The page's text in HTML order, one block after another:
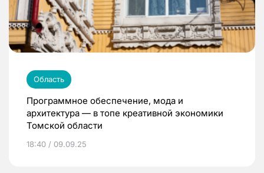
Область
Программное обеспечение, мода и
архитектура — в топе креативной экономики
Томской области
18:40 / 09.09.25